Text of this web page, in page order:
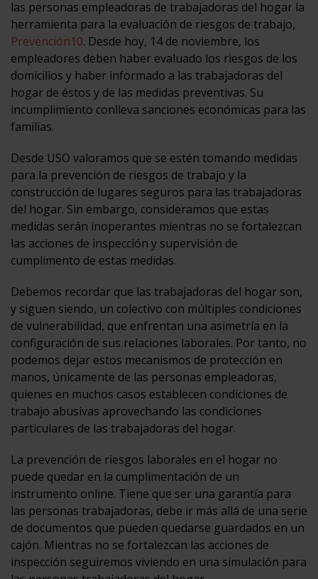
las personas empleadoras de trabajadoras del hogar la
herramienta para la evaluación de riesgos de trabajo,
Prevención10. Desde hoy, 14 de noviembre, los
empleadores deben haber evaluado los riesgos de los
domicilios y haber informado a las trabajadoras del
hogar de éstos y de las medidas preventivas. Su
incumplimiento conlleva sanciones económicas para las
familias.
Desde USO valoramos que se estén tomando medidas
para la prevención de riesgos de trabajo y la
construcción de lugares seguros para las trabajadoras
del hogar. Sin embargo, consideramos que estas
medidas serán inoperantes mientras no se fortalezcan
las acciones de inspección y supervisión de
cumplimento de estas medidas.
Debemos recordar que las trabajadoras del hogar son,
y siguen siendo, un colectivo con múltiples condiciones
de vulnerabilidad, que enfrentan una asimetría en la
configuración de sus relaciones laborales. Por tanto, no
podemos dejar estos mecanismos de protección en
manos, únicamente de las personas empleadoras,
quienes en muchos casos establecen condiciones de
trabajo abusivas aprovechando las condiciones
particulares de las trabajadoras del hogar.
La prevención de riesgos laborales en el hogar no
puede quedar en la cumplimentación de un
instrumento online. Tiene que ser una garantía para
las personas trabajadoras, debe ir más allá de una serie
de documentos que pueden quedarse guardados en un
cajón. Mientras no se fortalezcan las acciones de
inspección seguiremos viviendo en una simulación para